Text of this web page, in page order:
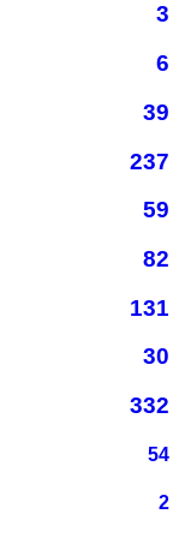
3
6
39
237
59
82
131
30
332
54
2